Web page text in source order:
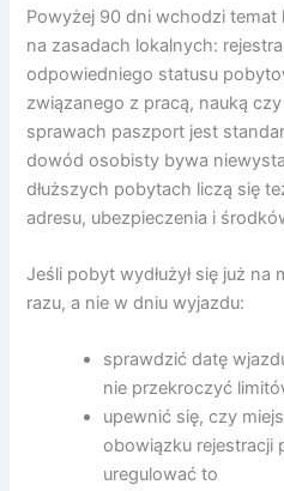
Powyżej 90 dni wchodzi temat
na zasadach lokalnych:
odpowiedniego statusu
związanego z pracą, nauką
sprawach paszport jest
dowód osobisty bywa
dłuższych pobytach liczą się
adresu, ubezpieczenia i
Jeśli pobyt wydłużył się już na
razu, a nie w dniu wyjazdu:
sprawdzić datę
nie przekroczyć
upewnić się, czy
obowiązku rejestracji
uregulować to